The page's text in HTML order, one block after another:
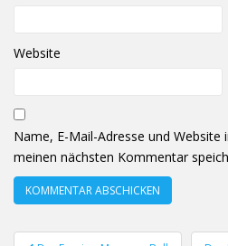
Website
Name, E-Mail-Adresse und
meinen nächsten Kommentar